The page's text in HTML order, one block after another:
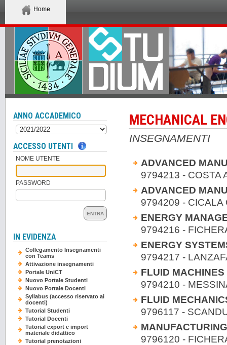
Home
MECHANICAL
INSEGNAMENTI
ADVANCED
9794213 - COSTA
ADVANCED
9794209 - CICALA
ENERGY
9794216 -
ENERGY
9794217 -
FLUID MACHINES
9794210 -
FLUID
9796117 -
9796120 -
ANNO ACCADEMICO
ACCESSO UTENTI
NOME UTENTE
PASSWORD
ENTRA
IN EVIDENZA
Collegamento Insegnamenti
con Teams
Attivazione insegnamenti
Portale UniCT
Nuovo Portale Studenti
Nuovo Portale Docenti
Syllabus (accesso riservato ai
docenti)
Tutorial Studenti
Tutorial Docenti
Tutorial export e import
materiale didattico
Tutorial prenotazioni